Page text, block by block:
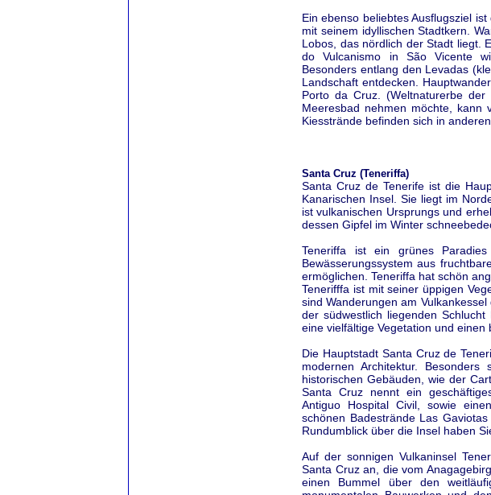
Ein ebenso beliebtes Ausflugsziel
mit seinem idyllischen Stadtkern.
Lobos, das nördlich der Stadt liegt.
do Vulcanismo in São Vicente
Besonders entlang den Levadas
Landschaft entdecken.
Porto da Cruz. (Weltnaturerbe
Meeresbad nehmen möchte, kann
Kiesstrände befinden sich in
Santa Cruz (Teneriffa)
Santa Cruz de Tenerife ist die
Kanarischen Insel. Sie liegt im
ist vulkanischen Ursprungs und
dessen Gipfel im Winter
Teneriffa ist ein grünes
Bewässerungssystem aus
ermöglichen. Teneriffa hat schön
Tenerifffa ist mit seiner üppigen
sind Wanderungen am
der südwestlich liegenden
eine vielfältige Vegetation und einen
Die Hauptstadt Santa Cruz de
modernen Architektur.
historischen Gebäuden, wie der
Santa Cruz nennt ein
Antiguo Hospital Civil, sowie
schönen Badestrände Las
Rundumblick über die Insel haben
Auf der sonnigen Vulkaninsel
Santa Cruz an, die vom
einen Bummel über den